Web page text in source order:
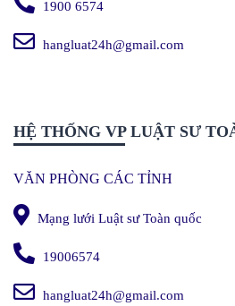
1900 6574
hangluat24h@gmail.com
HỆ THỐNG VP LUẬT SƯ
VĂN PHÒNG CÁC TỈNH
Mạng lưới Luật sư Toàn quốc
19006574
hangluat24h@gmail.com